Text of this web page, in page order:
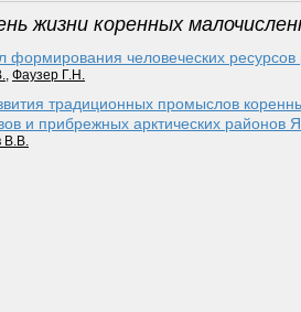
жизни коренных
формирования человеческих ресурсов
, Фаузер Г.Н.
традиционных промыслов
и прибрежных арк­тических районов
В.В.